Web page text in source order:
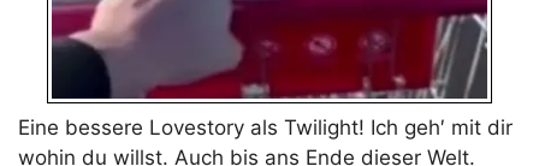
Eine bessere Lovestory als Twilight! Ich geh′ mit dir
wohin du willst. Auch bis ans Ende dieser Welt.